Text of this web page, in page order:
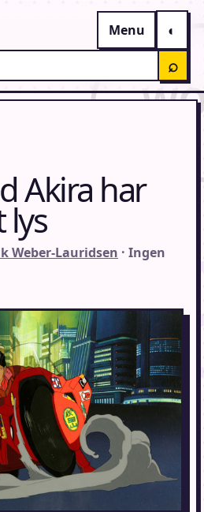
Menu
⌕
Akira har
lys
Weber-Lauridsen · Ingen